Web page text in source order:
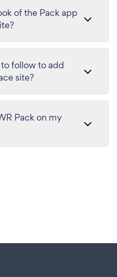
of the Pack app
follow to add
site?
Pack on my